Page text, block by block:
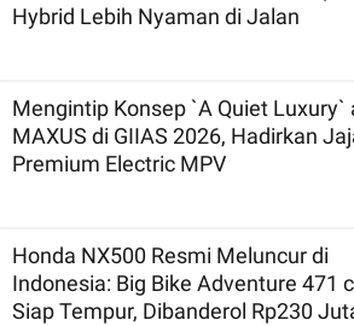
Hybrid Lebih Nyaman di Jalan
Mengintip Konsep `A Quiet Luxury`
MAXUS di GIIAS 2026, Hadirkan
Premium Electric MPV
Honda NX500 Resmi Meluncur di
Indonesia: Big Bike Adventure 471
Siap Tempur, Dibanderol Rp230